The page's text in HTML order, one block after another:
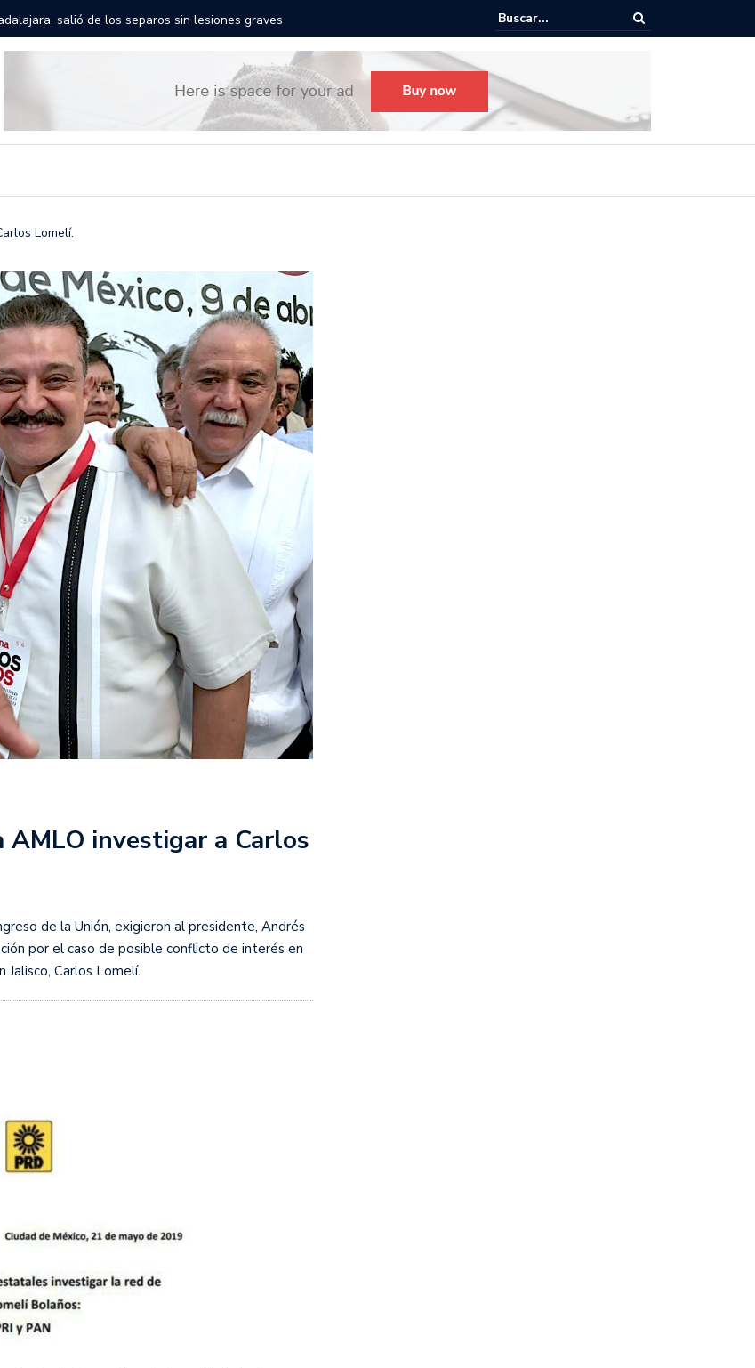
de Guadalajara: aparta la fecha Todo listo para el Festival Desfile Día de Muertos 2025 en Guadalajara
Lomelí.
investigar a Carlos
de la Unión, exigieron al presidente, Andrés
por el caso de posible conflicto de interés en
Carlos Lomelí.